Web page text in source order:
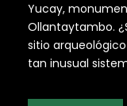
Yucay,
Ollantaytambo.
sitio
tan inusual